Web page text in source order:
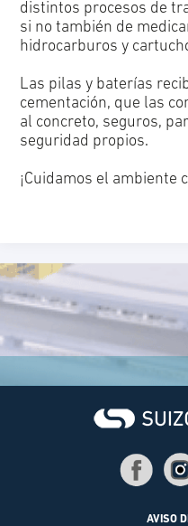
distintos procesos de
si no también de
hidrocarburos y
Las pilas y baterías
cementación, que las
al concreto, seguros,
seguridad propios.
¡Cuidamos el ambiente
AVISO